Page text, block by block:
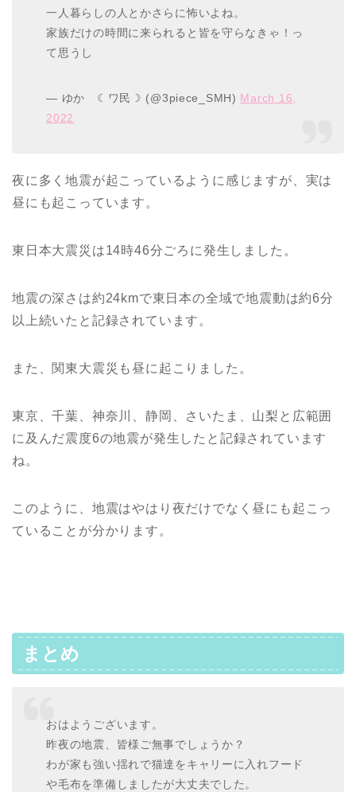
一人暮らしの人とかさらに怖いよね。
家族だけの時間に来られると皆を守らなきゃ！っ
て思うし
— ゆか ☾ワ民☽ (@3piece_SMH) March 16,
2022
夜に多く地震が起こっているように感じますが、実は
昼にも起こっています。
東日本大震災は14時46分ごろに発生しました。
地震の深さは約24kmで東日本の全域で地震動は約6分
以上続いたと記録されています。
また、関東大震災も昼に起こりました。
東京、千葉、神奈川、静岡、さいたま、山梨と広範囲
に及んだ震度6の地震が発生したと記録されています
ね。
このように、地震はやはり夜だけでなく昼にも起こっ
ていることが分かります。
まとめ
おはようございます。
昨夜の地震、皆様ご無事でしょうか？
わが家も強い揺れで猫達をキャリーに入れフード
や毛布を準備しましたが大丈夫でした。